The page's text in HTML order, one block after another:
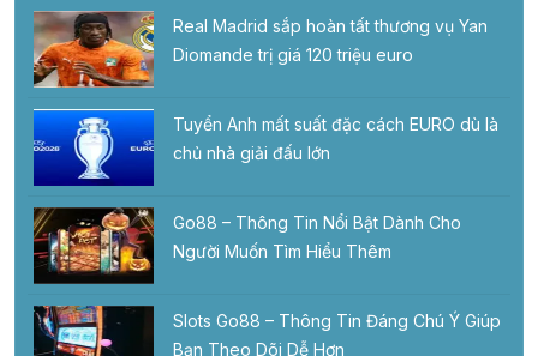
Real Madrid sắp hoàn tất thương vụ Yan
Diomande trị giá 120 triệu euro
Tuyển Anh mất suất đặc cách EURO dù là
chủ nhà giải đấu lớn
Go88 – Thông Tin Nổi Bật Dành Cho
Người Muốn Tìm Hiểu Thêm
Slots Go88 – Thông Tin Đáng Chú Ý Giúp
Bạn Theo Dõi Dễ Hơn